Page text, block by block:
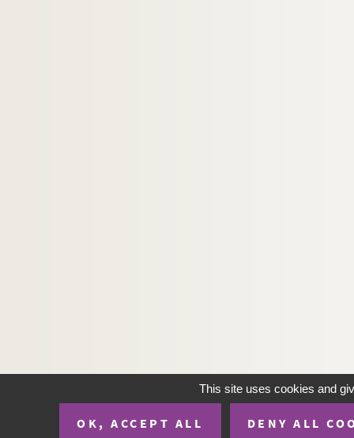
This site uses cookies and
OK, ACCEPT ALL DENY ALL